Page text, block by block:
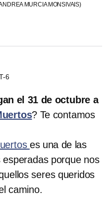
MURCIA MONSIVAIS)
6
el 31 de octubre a
? Te contamos
es una de las
porque nos
seres queridos
camino.